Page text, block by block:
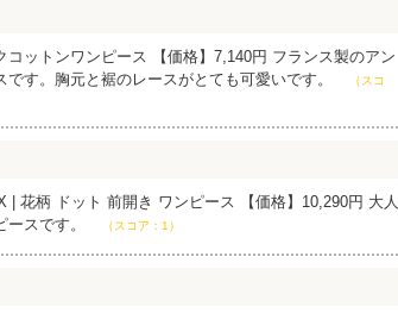
コットンワンピース 【価格】7,140円 フランス製のアン
です。胸元と裾のレースがとても可愛いです。
（スコ
| 花柄 ドット 前開き ワンピース 【価格】10,290円 大人
ースです。
（スコア：1）